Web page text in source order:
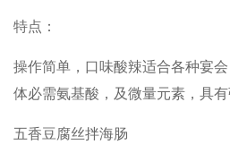
特点：
操作简单，口味酸辣适合各种宴
体必需氨基酸，及微量元素，具有
五香豆腐丝拌海肠